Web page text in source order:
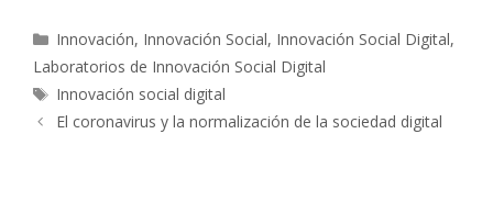
Categorías
Innovación, Innovación Social, Innovación Social Digital,
Laboratorios de Innovación Social Digital
Etiquetas
Innovación social digital
El coronavirus y la normalización de la sociedad digital